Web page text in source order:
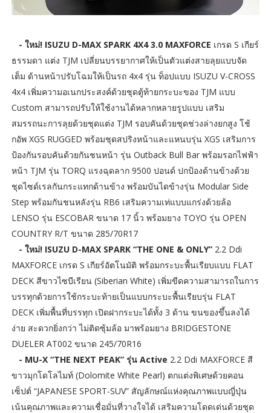
- ใหม่! ISUZU D-MAX SPARK 4X4 3.0 MAXFORCE เกรด S เกียร์
ธรรมดา แต่ง TJM เปลี่ยนบรรยากาศให้เป็นตัวแต่งสายลุยแบบจัด
เต็ม ด้านหน้าปรับโฉมให้เป็นรถ 4x4 รุ่น ท็อปแบบ ISUZU V-CROSS
4x4 เพิ่มความอเนกประสงค์ด้วยชุดตู้ท้ายกระบะของ TJM แบบ
Custom สามารถปรับให้ใช้งานได้หลากหลายรูปแบบ เสริม
สมรรถนะการลุยด้วยชุดแต่ง TJM รอบคันด้วยชุดช่วงล่างยกสูง โช้
กอัพ XGS RUGGED พร้อมชุดสปริงหน้าและแหนบรุ่น XGS เสริมการ
ป้องกันรอบคันด้วยกันชนหน้า รุ่น Outback Bull Bar พร้อมรอกไฟฟ้า
หน้า TJM รุ่น TORQ แรงฉุดลาก 9500 ปอนด์ ปกป้องด้านข้างด้วย
ชุดไซด์เรลกันกระแทกด้านข้าง พร้อมบันไดข้างรุ่น Modular Side
Step พร้อมกันชนหลังรุ่น RB6 เสริมความเท่แบบแกร่งด้วยล้อ
LENSO รุ่น ESCOBAR ขนาด 17 นิ้ว พร้อมยาง TOYO รุ่น OPEN
COUNTRY R/T ขนาด 285/70R17
- ใหม่! ISUZU D-MAX SPARK “THE ONE & ONLY”2.2 Ddi
MAXFORCE เกรด S เกียร์อัตโนมัติ พร้อมกระบะพื้นเรียบแบบ FLAT
DECK สีขาวไซบีเรียน (Siberian White) เพิ่มขีดความสามารถในการ
บรรทุกด้วยการใช้กระบะท้ายเป็นแบบกระบะพื้นเรียบรุ่น FLAT
DECK เพิ่มพื้นที่บรรทุก เปิดฝากระบะได้ทั้ง 3 ด้าน ขนของขึ้นลงได้
ง่าย สะดวกยิ่งกว่า ไม่ติดซุ้มล้อ มาพร้อมยาง BRIDGESTONE
DUELER AT002 ขนาด 245/70R16
- MU-X “THE NEXT PEAK” รุ่น Active 2.2 Ddi MAXFORCE สี
ขาวมุกโดโลไมท์ (Dolomite White Pearl) ตกแต่งพิเศษด้วยคอน
เซ็ปต์ “JAPANESE SPORT-SUV” สัญลักษณ์แห่งคุณภาพแบบญี่ปุ่น
เน้นคุณภาพและความเชื่อมั่นที่วางใจได้ เสริมความโดดเด่นด้วยชุด